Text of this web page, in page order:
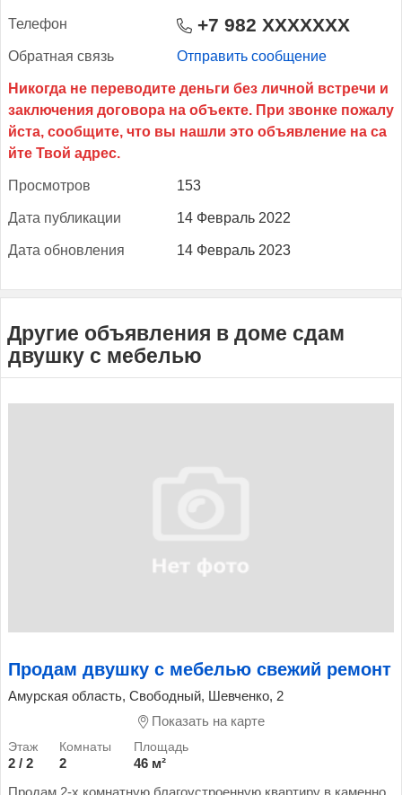
Те­лефон +7 982 XXXXXXX
Об­ратная связь Отправить сообщение
Прос­мотров 153
Да­та пуб­ли­кации 14 Февраль 2022
Да­та об­новле­ния 14 Февраль 2023
Другие объявления в доме сдам
двушку с мебелью
Продам двушку с мебелью свежий ремонт
Амурская область, Свободный, Шевченко, 2
Показать на карте
2 / 2 2
46 м²
Продам 2-х комнатную благоустроенную квартиру в каменно